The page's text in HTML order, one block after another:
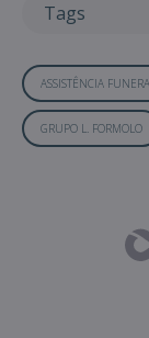
Tags
ASSISTÊNCIA
GRUPO L. FORMOLO